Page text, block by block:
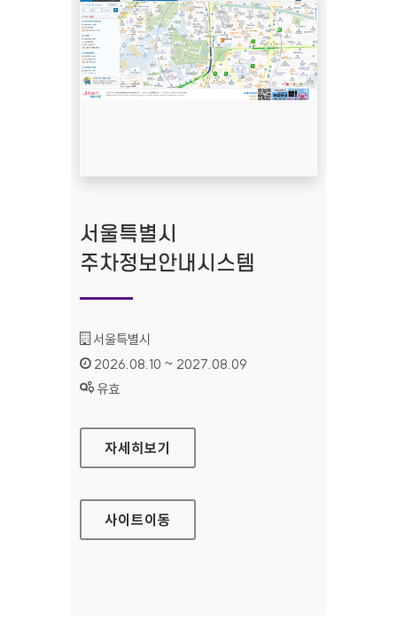
서울특별시
주차정보안내시스템
기관명 :
서울특별시
인증기간 :
2026.08.10 ~ 2027.08.09
상태 :
유효
서울특별시 주차정보안내시스템
자세히보기
사이트이동